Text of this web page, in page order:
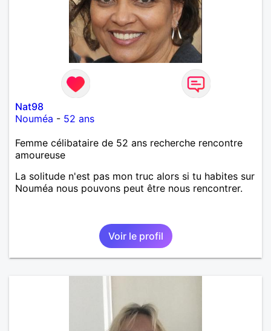
Nat98
Nouméa - 52 ans
Femme célibataire de 52 ans recherche rencontre
amoureuse
La solitude n'est pas mon truc alors si tu habites sur
Nouméa nous pouvons peut être nous rencontrer.
Voir le profil